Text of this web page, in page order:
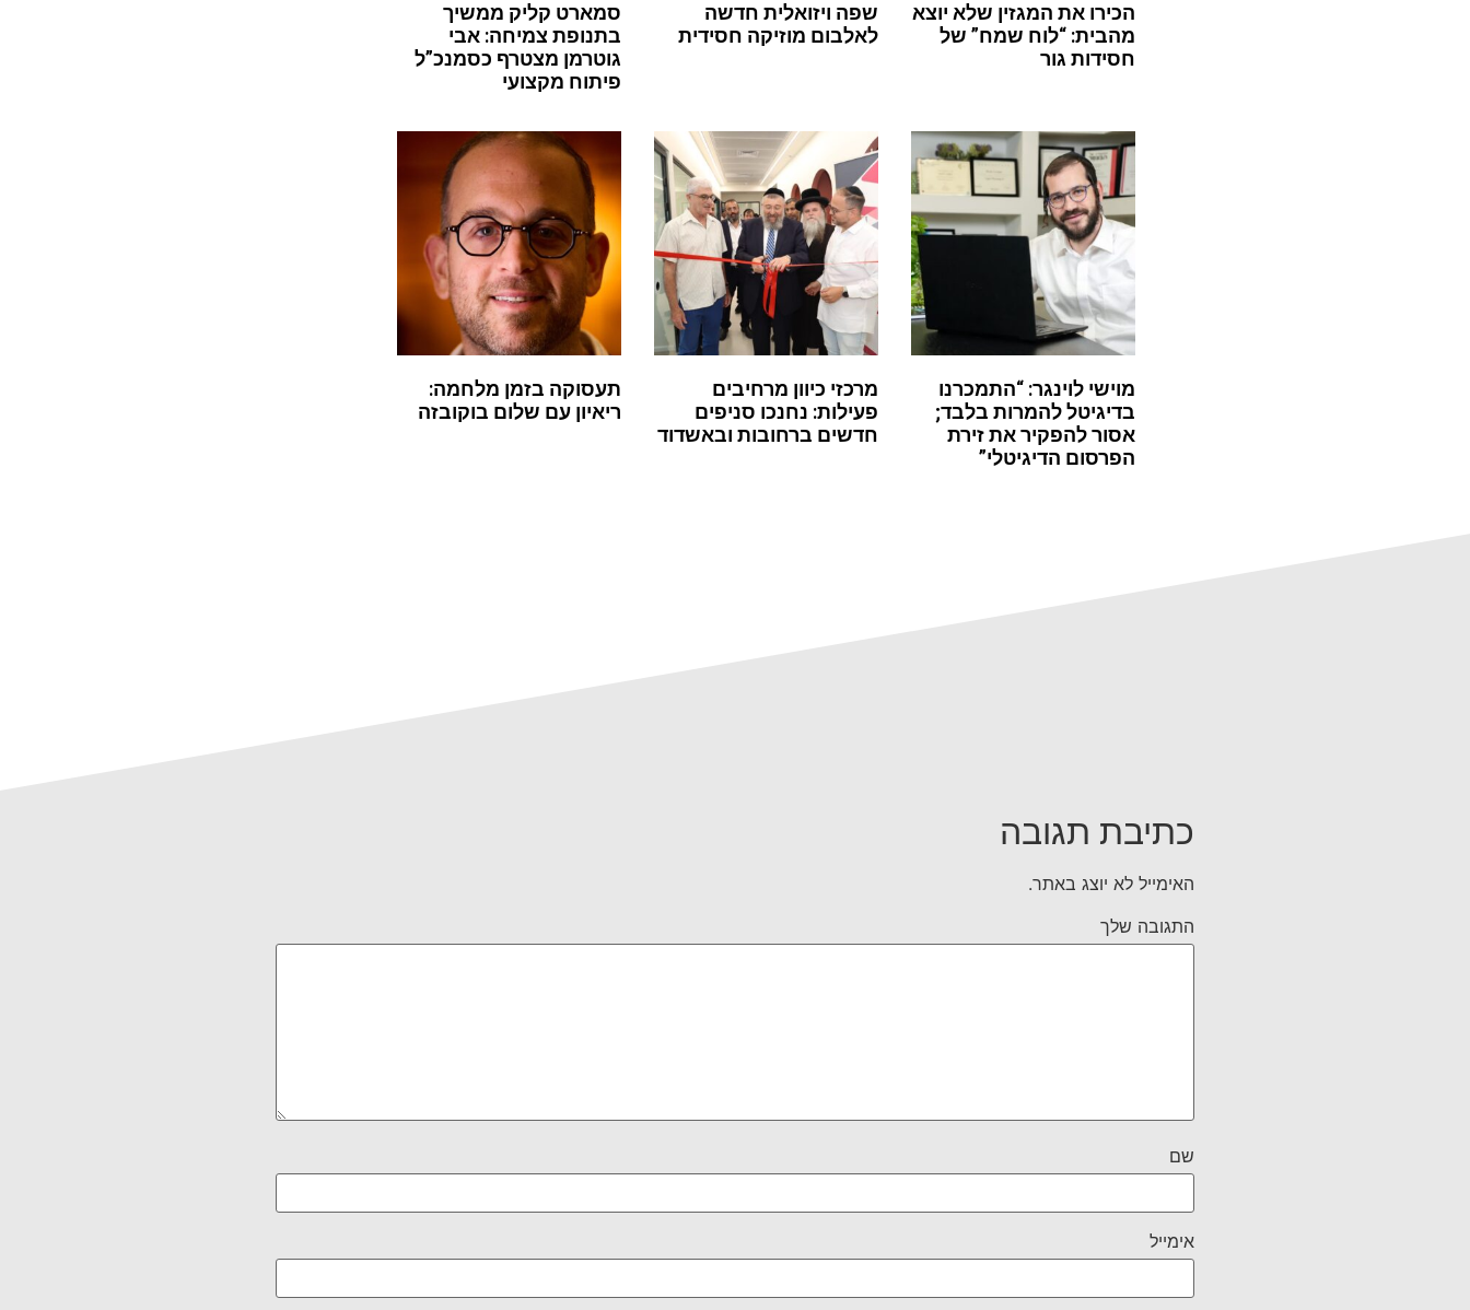
הכירו את המגזין שלא יוצא
מהבית: “לוח שמח” של
חסידות גור
שפה ויזואלית חדשה
לאלבום מוזיקה חסידית
סמארט קליק ממשיך
בתנופת צמיחה: אבי
גוטרמן מצטרף כסמנכ”ל
פיתוח מקצועי
מוישי לוינגר: “התמכרנו
בדיגיטל להמרות בלבד;
אסור להפקיר את זירת
הפרסום הדיגיטלי”
מרכזי כיוון מרחיבים
פעילות: נחנכו סניפים
חדשים ברחובות ובאשדוד
תעסוקה בזמן מלחמה:
ריאיון עם שלום בוקובזה
כתיבת תגובה
האימייל לא יוצג באתר.
התגובה שלך
שם
אימייל